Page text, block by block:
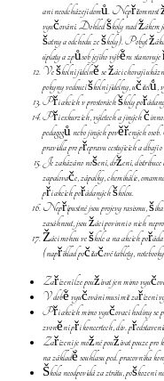
ani neodcházejí domů. Nepřítomnost
vyučování. Dohled školy nad žákem
šatny a odchodu ze školy). Pobyt
úplaty a způsob jejího výběru
Ve školní jídelně se žáci chovají
pokyny vedoucí školní jídelny, učitelů,
Při akcích v prostorách školy
Při exkurzích, výletech a jiných
pedagogů nebo jiných pověřených
pravidla pro přepravu cestujících a dbají
Je zakázáno nošení, držení,
zapalovače, zápalky, chemikálie,
při akcích pořádaných školou.
Nepřípustné jsou projevy rasismu,
zasáhnout, jsou žáci povinni o nich
Žáci mohou ve škole a na akcích
(například počítačové tablety,
Zařízení lze používat jen mimo
V době vyučování musí mít zařízení
Při akcích mimo vyučovací hodiny se
zvonění při koncertech, div.
Zařízení je možné používat pouze pro
na základě souhlasu ped. pracovníka
Škola neodpovídá za ztrátu, poškození